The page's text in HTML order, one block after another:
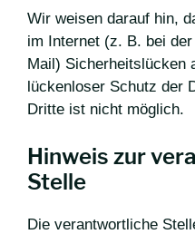
Wir weisen darauf hin,
im Internet (z. B. bei
Mail) Sicherheitslücken
lückenloser Schutz der
Dritte ist nicht möglich.
Hinweis zur
Stelle
Die verantwortliche